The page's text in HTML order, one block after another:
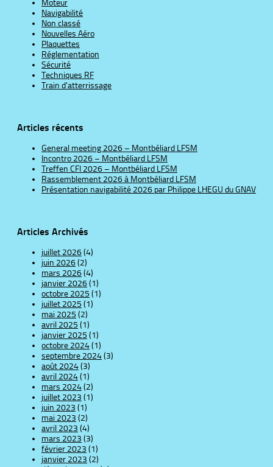
Moteur
Navigabilité
Non classé
Nouvelles Aéro
Plaquettes
Réglementation
Sécurité
Techniques RF
Train d'atterrissage
Articles récents
General meeting 2026 – Montbéliard LFSM
Incontro 2026 – Montbéliard LFSM
Treffen CFI 2026 – Montbéliard LFSM
Rassemblement 2026 à Montbéliard LFSM
Présentation navigabilité 2026 par Philippe LHEGU du GNAV
Articles Archivés
juillet 2026(4)
juin 2026(2)
mars 2026(4)
janvier 2026(1)
octobre 2025 (1)
juillet 2025 (1)
mai 2025 (2)
avril 2025 (1)
janvier 2025 (1)
octobre 2024(1)
septembre 2024(3)
août 2024(3)
avril 2024(1)
mars 2024(2)
juillet 2023 (1)
juin 2023 (1)
mai 2023 (2)
avril 2023 (4)
mars 2023 (3)
février 2023 (1)
janvier 2023 (2)